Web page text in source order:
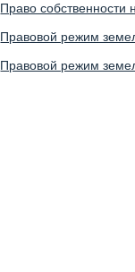
Право
Правовой режим
Правовой режим